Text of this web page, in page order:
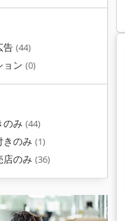
告 (44)
ョン (0)
のみ (44)
きのみ (1)
店のみ (36)
プ 遠心ポンプ